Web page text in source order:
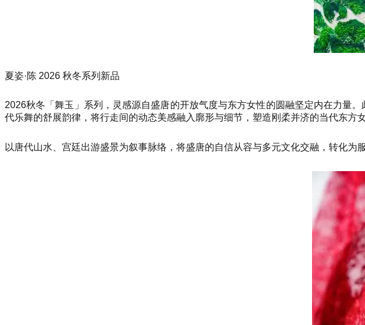
夏姿·陈 2026 秋冬系列新品
2026秋冬「舞玉」系列，灵感源自盛唐的开放气度与东方女性的圆融坚定内在力量
代乐舞的舒展韵律，将行走间的动态美感融入廓形与细节，塑造刚柔并济的当代东方女
以唐代山水、宫廷出游盛景为叙事脉络，将盛唐的自信从容与多元文化交融，转化